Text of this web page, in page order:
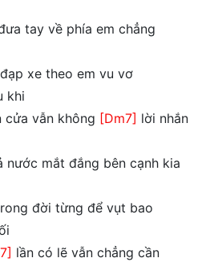
tay về phía em chẳng
xe theo em vu vơ
khi
cửa vẫn không [Dm7] lời nhắn
nước mắt đắng bên cạnh kia
đời từng để vụt bao
lần có lẽ vẫn chẳng cần